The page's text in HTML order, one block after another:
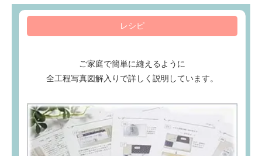
レシピ
ご家庭で簡単に縫えるように
全工程写真図解入りで詳しく説明しています。